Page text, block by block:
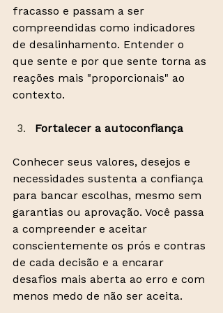
fracasso e passam a ser
compreendidas como indicadores
de desalinhamento. Entender o
que sente e por que sente torna as
reações mais "proporcionais" ao
contexto.
Fortalecer a autoconfiança
Conhecer seus valores, desejos e
necessidades sustenta a confiança
para bancar escolhas, mesmo sem
garantias ou aprovação. Você passa
a compreender e aceitar
conscientemente os prós e contras
de cada decisão e a encarar
desafios mais aberta ao erro e com
menos medo de não ser aceita.